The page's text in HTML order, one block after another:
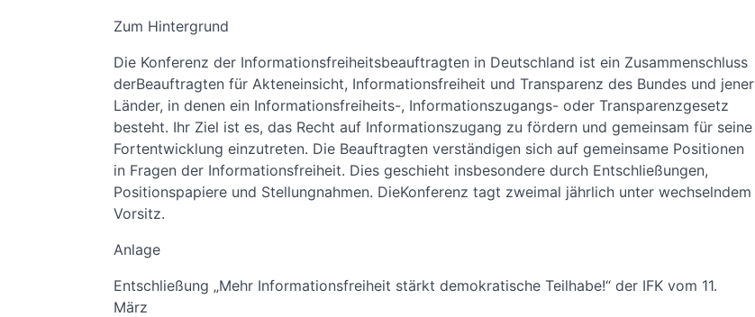
Zum Hintergrund
Die Konferenz der Informationsfreiheitsbeauftragten in Deutschland ist ein Zusammenschluss
derBeauftragten für Akteneinsicht, Informationsfreiheit und Transparenz des Bundes und jener
Länder, in denen ein Informationsfreiheits-, Informationszugangs- oder Transparenzgesetz
besteht. Ihr Ziel ist es, das Recht auf Informationszugang zu fördern und gemeinsam für seine
Fortentwicklung einzutreten. Die Beauftragten verständigen sich auf gemeinsame Positionen
in Fragen der Informationsfreiheit. Dies geschieht insbesondere durch Entschließungen,
Positionspapiere und Stellungnahmen. DieKonferenz tagt zweimal jährlich unter wechselndem
Vorsitz.
Anlage
Entschließung „Mehr Informationsfreiheit stärkt demokratische Teilhabe!“ der IFK vom 11.
März